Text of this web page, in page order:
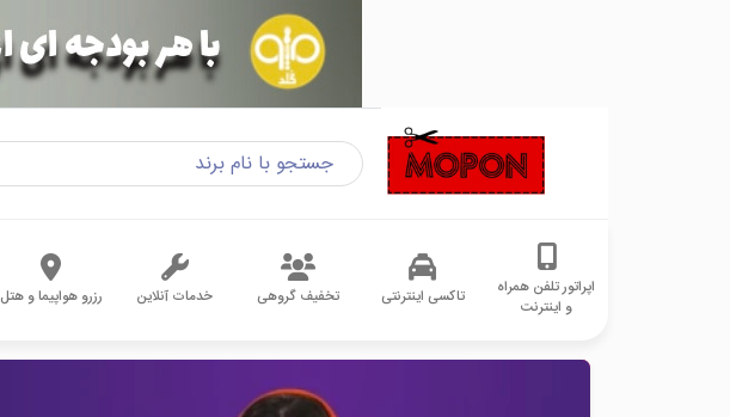
اپراتور تلفن همراه
و اینترنت
تاکسی اینترنتی تخفیف گروهی خدمات آنلاین رزرو هواپیما و هتل